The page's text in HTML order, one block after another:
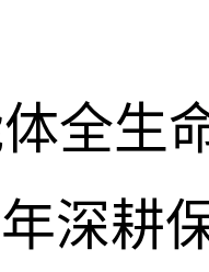
全生
深耕